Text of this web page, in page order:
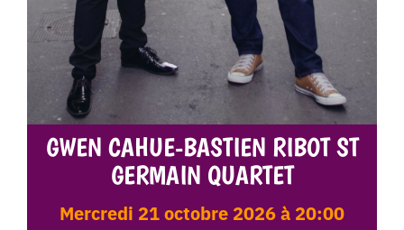
GWEN CAHUE-BASTIEN RIBOT ST
GERMAIN QUARTET
mercredi 21 octobre 2026 à 20:00